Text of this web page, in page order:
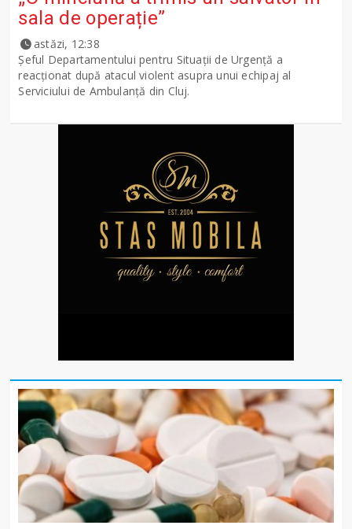
sala de operație”
astăzi, 12:38
Șeful Departamentului pentru Situații de Urgență a
reacționat după atacul violent asupra unui echipaj al
Serviciului de Ambulanță din Cluj.